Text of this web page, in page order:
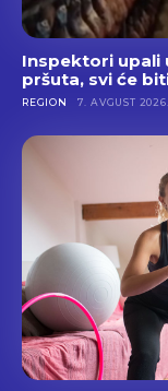
Inspektori upali
pršuta, svi će
REGION 7. AVGUST 2026.